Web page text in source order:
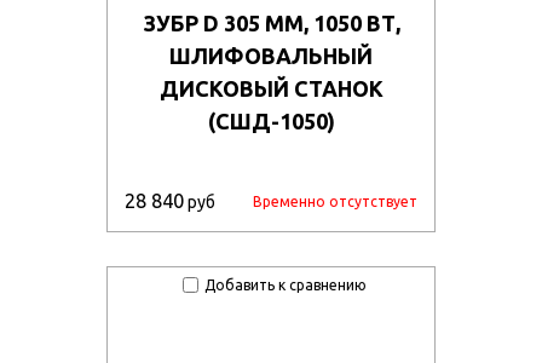
ЗУБР D 305 ММ, 1050 ВТ,
ШЛИФОВАЛЬНЫЙ
ДИСКОВЫЙ СТАНОК
(СШД-1050)
28 840руб Временно отсутствует
Добавить к сравнению